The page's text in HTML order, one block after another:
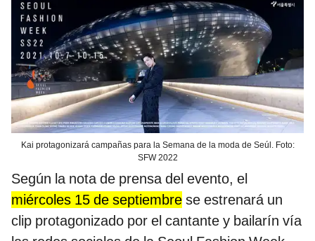
Kai protagonizará campañas para la Semana de la moda de Seúl. Foto:
SFW 2022
Según la nota de prensa del evento, el
miércoles 15 de septiembre se estrenará un
clip protagonizado por el cantante y bailarín vía